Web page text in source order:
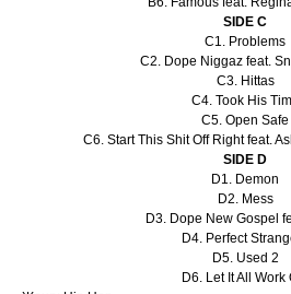
SIDE C
C1. Problems
C2. Dope Niggaz feat.
C3. Hittas
C4. Took His
C5. Open Safe
C6. Start This Shit Off Right feat.
SIDE D
D1. Demon
D2. Mess
D3. Dope New Gospel
D4. Perfect
D5. Used 2
D6. Let It All Work